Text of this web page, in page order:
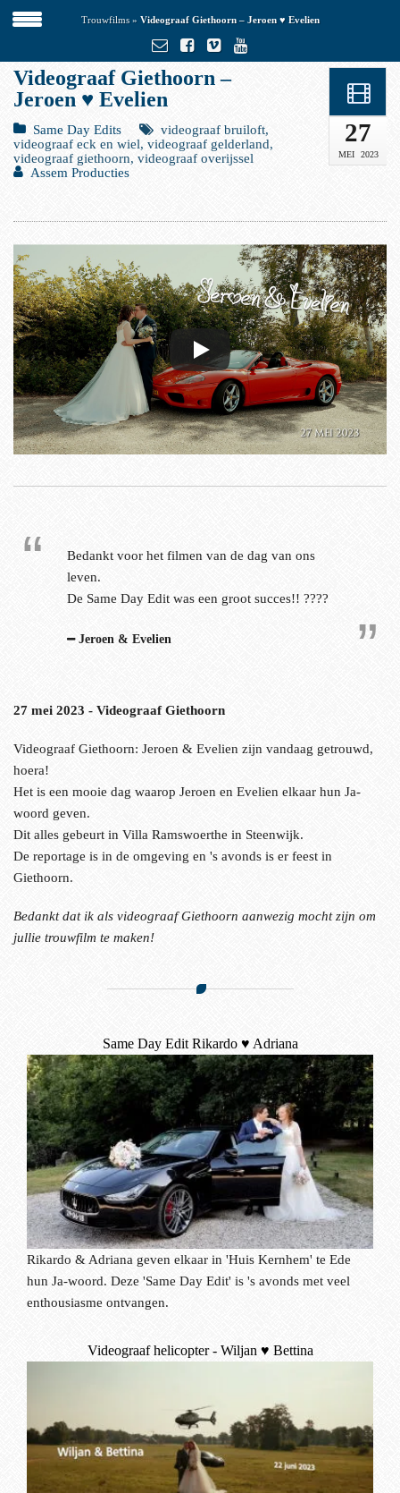
Trouwfilms» Videograaf Giethoorn – Jeroen ♥ Evelien
Videograaf Giethoorn –
Jeroen ♥ Evelien
Same Day Edits
videograaf bruiloft,
videograaf eck en wiel, videograaf gelderland,
videograaf giethoorn, videograaf overijssel
Assem Producties
27
MEI 2023
Bedankt voor het filmen van de dag van ons
leven.
De Same Day Edit was een groot succes!! ????
Jeroen & Evelien
27 mei 2023 - Videograaf Giethoorn
Videograaf Giethoorn: Jeroen & Evelien zijn vandaag getrouwd,
hoera!
Het is een mooie dag waarop Jeroen en Evelien elkaar hun Ja-
woord geven.
Dit alles gebeurt in Villa Ramswoerthe in Steenwijk.
De reportage is in de omgeving en 's avonds is er feest in
Giethoorn.
Bedankt dat ik als videograaf Giethoorn aanwezig mocht zijn om
jullie trouwfilm te maken!
Same Day Edit Rikardo ♥ Adriana
Rikardo & Adriana geven elkaar in 'Huis Kernhem' te Ede
hun Ja-woord. Deze 'Same Day Edit' is 's avonds met veel
enthousiasme ontvangen.
Videograaf helicopter - Wiljan ♥ Bettina